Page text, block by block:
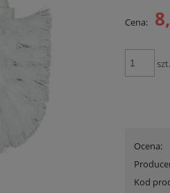
Cena nie zawiera
Cena:
szt.
Ocena:
Kod